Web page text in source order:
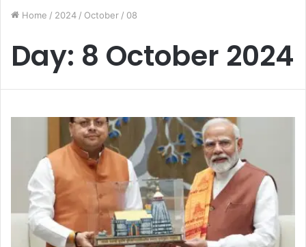
Home / 2024 / October / 08
Day: 8 October 2024